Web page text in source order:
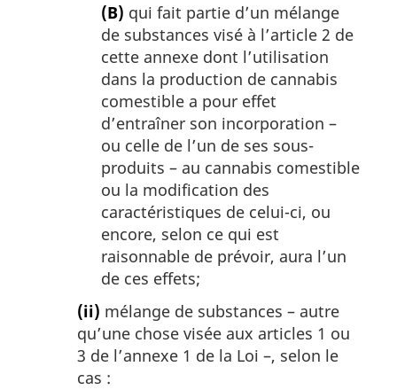
(B) qui fait partie d’un mélange
de substances visé à l’article 2 de
cette annexe dont l’utilisation
dans la production de cannabis
comestible a pour effet
d’entraîner son incorporation –
ou celle de l’un de ses sous-
produits – au cannabis comestible
ou la modification des
caractéristiques de celui-ci, ou
encore, selon ce qui est
raisonnable de prévoir, aura l’un
de ces effets;
(ii) mélange de substances – autre
qu’une chose visée aux articles 1 ou
3 de l’annexe 1 de la Loi –, selon le
cas :